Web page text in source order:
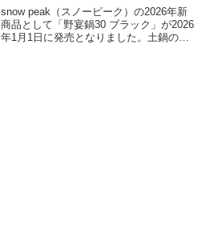
snow peak（スノーピーク）の2026年新
商品として「野宴鍋30 ブラック」が2026
年1月1日に発売となりました。土鍋のフ